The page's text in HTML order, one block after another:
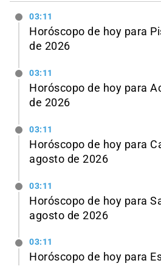
03:11
Horóscopo de hoy para
de 2026
03:11
Horóscopo de hoy para
de 2026
03:11
Horóscopo de hoy para
agosto de 2026
03:11
Horóscopo de hoy para
agosto de 2026
03:11
Horóscopo de hoy para